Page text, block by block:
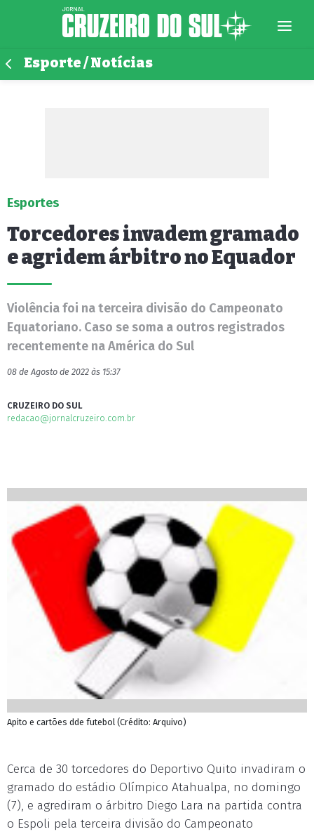
Esporte / Notícias
Esportes
Torcedores invadem gramado
e agridem árbitro no Equador
Violência foi na terceira divisão do Campeonato
Equatoriano. Caso se soma a outros registrados
recentemente na América do Sul
08 de Agosto de 2022 às 15:37
CRUZEIRO DO SUL
redacao@jornalcruzeiro.com.br
Apito e cartões dde futebol (Crédito: Arquivo)
Cerca de 30 torcedores do Deportivo Quito invadiram o
gramado do estádio Olímpico Atahualpa, no domingo
(7), e agrediram o árbitro Diego Lara na partida contra
o Espoli pela terceira divisão do Campeonato